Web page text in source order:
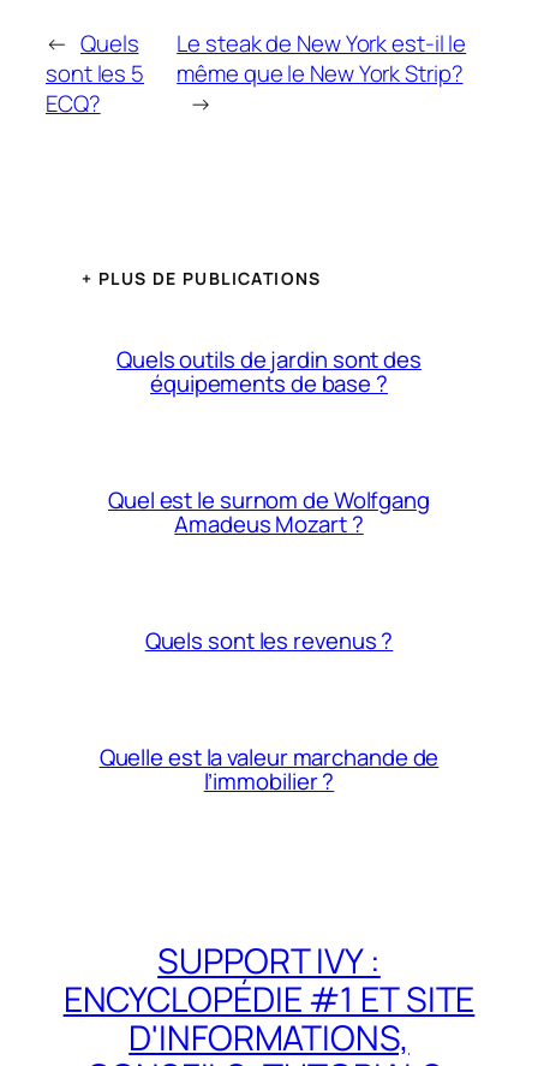
← Quels
sont les 5
ECQ?
Le steak de New York est-il le
même que le New York Strip?
→
+ PLUS DE PUBLICATIONS
Quels outils de jardin sont des
équipements de base ?
Quel est le surnom de Wolfgang
Amadeus Mozart ?
Quels sont les revenus ?
Quelle est la valeur marchande de
l’immobilier ?
SUPPORT IVY :
ENCYCLOPÉDIE #1 ET SITE
D'INFORMATIONS,